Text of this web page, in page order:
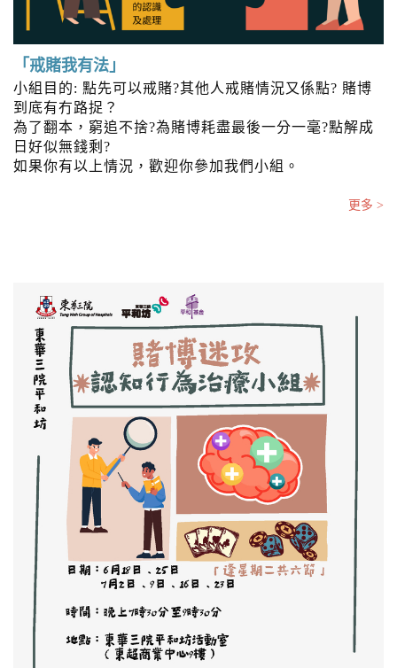
「戒賭我有法」
小組目的: 點先可以戒賭?其他人戒賭情況又係點? 賭博
到底有冇路捉？
為了翻本，窮追不捨?為賭博耗盡最後一分一毫?點解成
日好似無錢剩?
如果你有以上情況，歡迎你參加我們小組。
更多 >